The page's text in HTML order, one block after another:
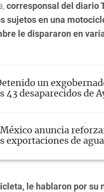
corresponsal del diario
sujetos en una
le dispararon en
un
43 desaparecidos de
México anuncia
exportaciones de
le hablaron por su